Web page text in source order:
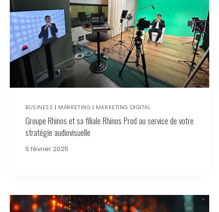
BUSINESS | MARKETING | MARKETING DIGITAL
Groupe Rhinos et sa filiale Rhinos Prod au service de votre
stratégie audiovisuelle
5 février 2025